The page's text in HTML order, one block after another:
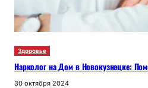
Здоровье
Нарколог на Дом в Новокузнецке:
30 октября 2024